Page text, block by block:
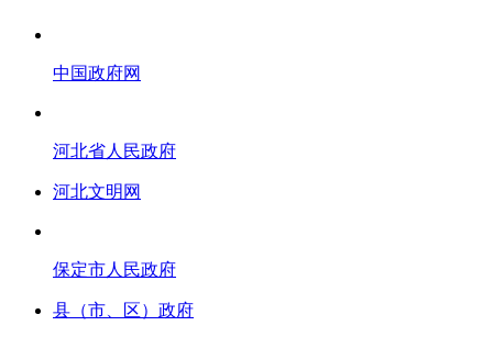
中国政府网
河北省人民政府
河北文明网
保定市人民政府
县（市、区）政府